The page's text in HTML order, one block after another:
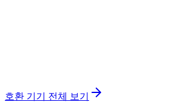
호환 기기 전체 보기